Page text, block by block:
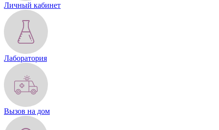
Личный кабинет
Лаборатория
Вызов на дом